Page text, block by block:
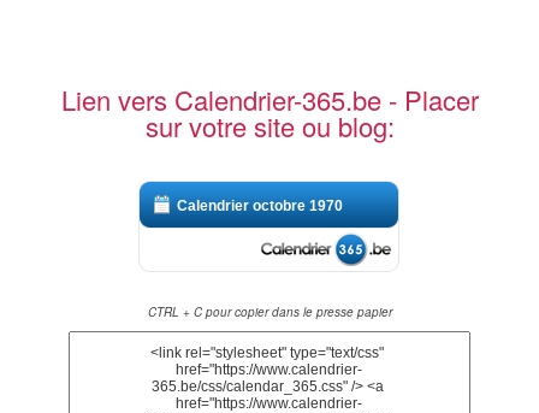
Lien vers Calendrier-365.be - Placer
sur votre site ou blog:
Calendrier octobre 1970
CTRL + C pour copier dans le presse papier